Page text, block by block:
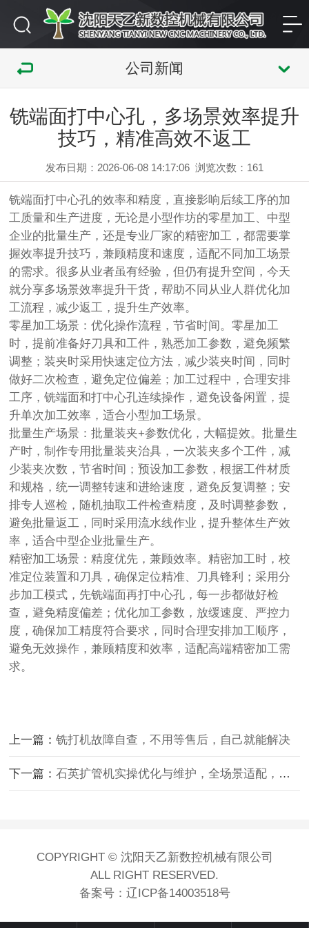
公司新闻
铣端面打中心孔，多场景效率提升
技巧，精准高效不返工
发布日期：2026-06-08 14:17:06 浏览次数： 161
铣端面打中心孔的效率和精度，直接影响后续工序的加
工质量和生产进度，无论是小型作坊的零星加工、中型
企业的批量生产，还是专业厂家的精密加工，都需要掌
握效率提升技巧，兼顾精度和速度，适配不同加工场景
的需求。很多从业者虽有经验，但仍有提升空间，今天
就分享多场景效率提升干货，帮助不同从业人群优化加
工流程，减少返工，提升生产效率。
零星加工场景：优化操作流程，节省时间。零星加工
时，提前准备好刀具和工件，熟悉加工参数，避免频繁
调整；装夹时采用快速定位方法，减少装夹时间，同时
做好二次检查，避免定位偏差；加工过程中，合理安排
工序，铣端面和打中心孔连续操作，避免设备闲置，提
升单次加工效率，适合小型加工场景。
批量生产场景：批量装夹+参数优化，大幅提效。批量生
产时，制作专用批量装夹治具，一次装夹多个工件，减
少装夹次数，节省时间；预设加工参数，根据工件材质
和规格，统一调整转速和进给速度，避免反复调整；安
排专人巡检，随机抽取工件检查精度，及时调整参数，
避免批量返工，同时采用流水线作业，提升整体生产效
率，适合中型企业批量生产。
精密加工场景：精度优先，兼顾效率。精密加工时，校
准定位装置和刀具，确保定位精准、刀具锋利；采用分
步加工模式，先铣端面再打中心孔，每一步都做好检
查，避免精度偏差；优化加工参数，放缓速度、严控力
度，确保加工精度符合要求，同时合理安排加工顺序，
避免无效操作，兼顾精度和效率，适配高端精密加工需
求。
上一篇：铣打机故障自查，不用等售后，自己就能解决
下一篇：石英扩管机实操优化与维护，全场景适配，设备耐用高效
COPYRIGHT © 沈阳天乙新数控机械有限公司
ALL RIGHT RESERVED.
备案号： 辽ICP备14003518号